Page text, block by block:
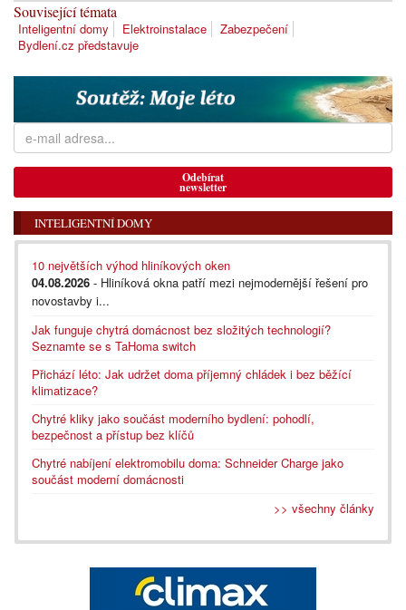
Související témata
Inteligentní domy Elektroinstalace
Zabezpečení
Bydlení.cz představuje
Odebírat
newsletter
INTELIGENTNÍ DOMY
10 největších výhod hliníkových oken
04.08.2026 - Hliníková okna patří mezi nejmodernější řešení pro
novostavby i...
Jak funguje chytrá domácnost bez složitých technologií?
Seznamte se s TaHoma switch
Přichází léto: Jak udržet doma příjemný chládek i bez běžící
klimatizace?
Chytré kliky jako součást moderního bydlení: pohodlí,
bezpečnost a přístup bez klíčů
Chytré nabíjení elektromobilu doma: Schneider Charge jako
součást moderní domácnosti
>> všechny články